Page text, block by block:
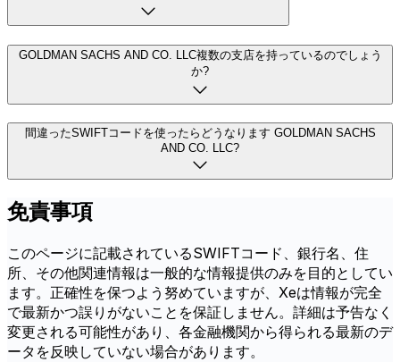
GOLDMAN SACHS AND CO. LLC複数の支店を持っているのでしょう
か?
間違ったSWIFTコードを使ったらどうなります GOLDMAN SACHS
AND CO. LLC?
免責事項
このページに記載されているSWIFTコード、銀行名、住
所、その他関連情報は一般的な情報提供のみを目的としてい
ます。正確性を保つよう努めていますが、Xeは情報が完全
で最新かつ誤りがないことを保証しません。詳細は予告なく
変更される可能性があり、各金融機関から得られる最新のデ
ータを反映していない場合があります。